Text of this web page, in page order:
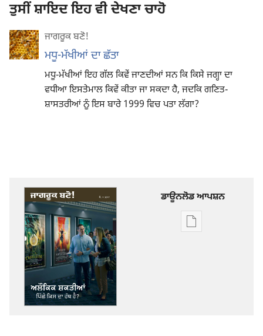
ਤੁਸੀਂ ਸ਼ਾਇਦ ਇਹ ਵੀ ਦੇਖਣਾ ਚਾਹੋ
ਜਾਗਰੂਕ ਬਣੋ!
ਮਧੂ-ਮੱਖੀਆਂ ਦਾ ਛੱਤਾ
ਮਧੂ-ਮੱਖੀਆਂ ਇਹ ਗੱਲ ਕਿਵੇਂ ਜਾਣਦੀਆਂ ਸਨ ਕਿ ਕਿਸੇ ਜਗ੍ਹਾ ਦਾ
ਵਧੀਆ ਇਸਤੇਮਾਲ ਕਿਵੇਂ ਕੀਤਾ ਜਾ ਸਕਦਾ ਹੈ, ਜਦਕਿ ਗਣਿਤ-
ਸ਼ਾਸਤਰੀਆਂ ਨੂੰ ਇਸ ਬਾਰੇ 1999 ਵਿਚ ਪਤਾ ਲੱਗਾ?
ਡਾਊਨਲੋਡ ਆਪਸ਼ਨ
ਡਿਜੀਟਲ